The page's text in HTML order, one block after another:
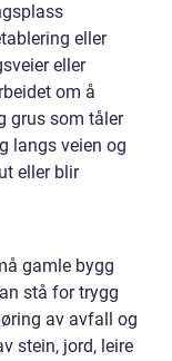
eller
eller
om å
grus som tåler
langs veien og
eller blir
gamle bygg
stå for trygg
av avfall og
stein, jord, leire